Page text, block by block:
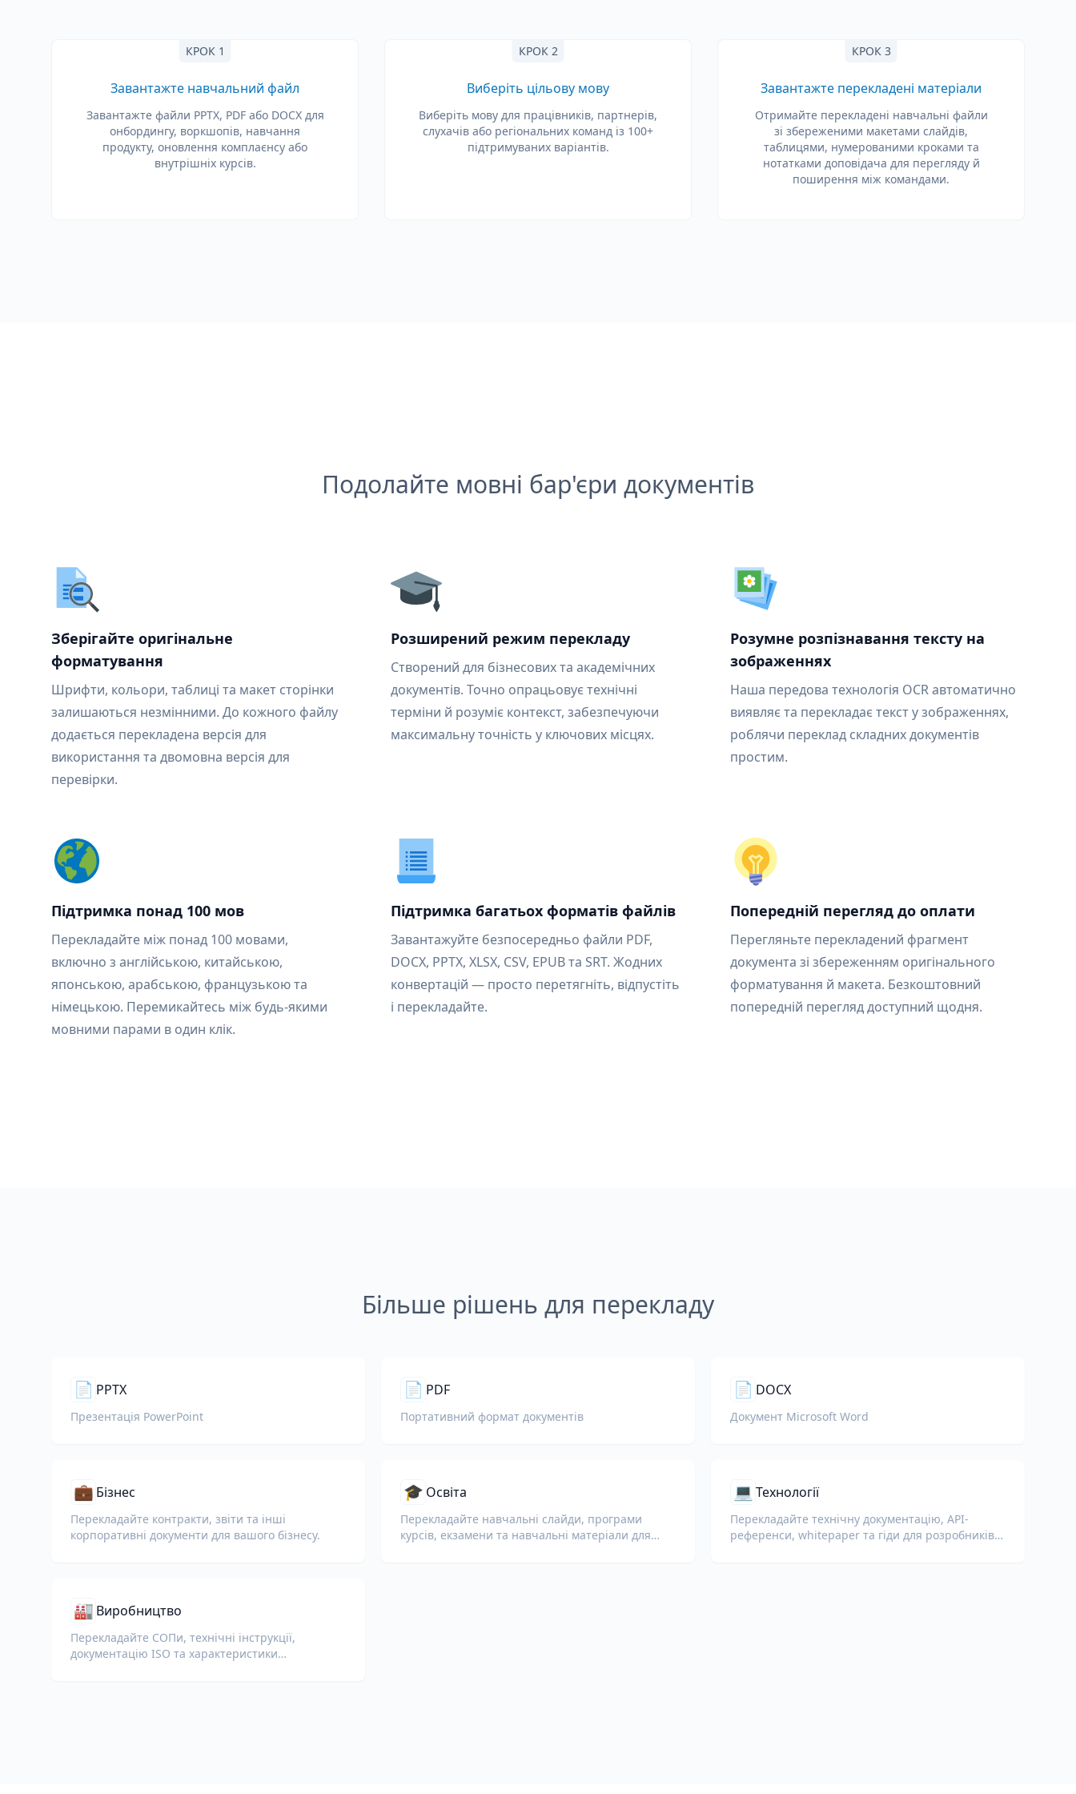
КРОК 1
Завантажте навчальний файл
Завантажте файли PPTX, PDF або DOCX для
онбордингу, воркшопів, навчання
продукту, оновлення комплаєнсу або
внутрішніх курсів.
КРОК 2
Виберіть цільову мову
Виберіть мову для працівників, партнерів,
слухачів або регіональних команд із 100+
підтримуваних варіантів.
КРОК 3
Завантажте перекладені матеріали
Отримайте перекладені навчальні файли
зі збереженими макетами слайдів,
таблицями, нумерованими кроками та
нотатками доповідача для перегляду й
поширення між командами.
Подолайте мовні бар'єри документів
Зберігайте оригінальне
форматування
Шрифти, кольори, таблиці та макет сторінки
залишаються незмінними. До кожного файлу
додається перекладена версія для
використання та двомовна версія для
перевірки.
Розширений режим перекладу
Створений для бізнесових та академічних
документів. Точно опрацьовує технічні
терміни й розуміє контекст, забезпечуючи
максимальну точність у ключових місцях.
Розумне розпізнавання тексту на
зображеннях
Наша передова технологія OCR автоматично
виявляє та перекладає текст у зображеннях,
роблячи переклад складних документів
простим.
Підтримка понад 100 мов
Перекладайте між понад 100 мовами,
включно з англійською, китайською,
японською, арабською, французькою та
німецькою. Перемикайтесь між будь-якими
мовними парами в один клік.
Підтримка багатьох форматів файлів
Завантажуйте безпосередньо файли PDF,
DOCX, PPTX, XLSX, CSV, EPUB та SRT. Жодних
конвертацій — просто перетягніть, відпустіть
і перекладайте.
Попередній перегляд до оплати
Перегляньте перекладений фрагмент
документа зі збереженням оригінального
форматування й макета. Безкоштовний
попередній перегляд доступний щодня.
Більше рішень для перекладу
📄 PPTX
Презентація PowerPoint
📄 PDF
Портативний формат документів
📄 DOCX
Документ Microsoft Word
💼 Бізнес
Перекладайте контракти, звіти та інші
корпоративні документи для вашого бізнесу.
🎓 Освіта
Перекладайте навчальні слайди, програми
курсів, екзамени та навчальні матеріали для
💻 Технології
Перекладайте технічну документацію, API-
референси, whitepaper та гіди для розробників,
🏭 Виробництво
Перекладайте СОПи, технічні інструкції,
документацію ISO та характеристики